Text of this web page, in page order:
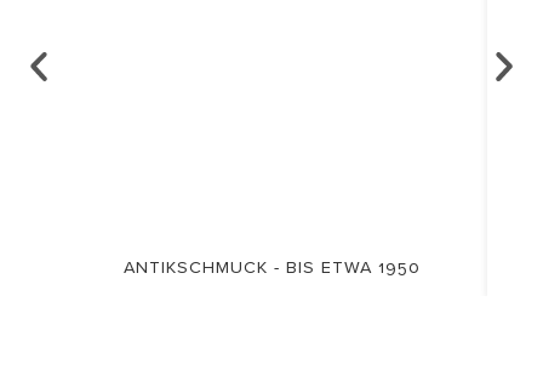
ANTIKSCHMUCK - BIS ETWA 1950